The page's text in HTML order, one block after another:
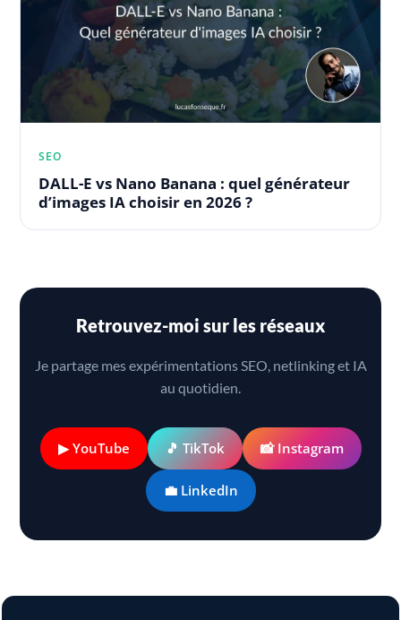
SEO
DALL-E vs Nano Banana : quel générateur
d’images IA choisir en 2026 ?
Retrouvez-moi sur les réseaux
Je partage mes expérimentations SEO, netlinking et IA
au quotidien.
▶ YouTube 🎵 TikTok 📸 Instagram
💼 LinkedIn